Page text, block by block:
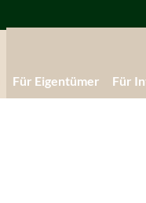
Für Eigentümer Für